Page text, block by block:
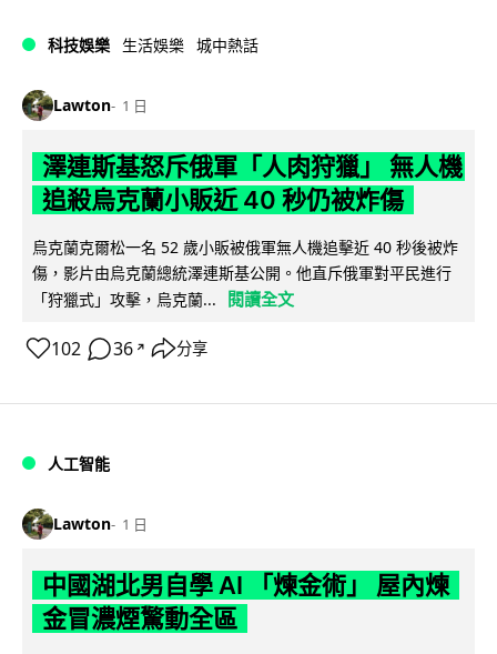
科技娛樂 生活娛樂 城中熱話
Lawton 1 日
澤連斯基怒斥俄軍「人肉狩獵」 無人機
追殺烏克蘭小販近 40 秒仍被炸傷
烏克蘭克爾松一名 52 歲小販被俄軍無人機追擊近 40 秒後被炸
傷，影片由烏克蘭總統澤連斯基公開。他直斥俄軍對平民進行
「狩獵式」攻擊，烏克蘭...
閱讀全文
102 36 ↗ 分享
人工智能
Lawton 1 日
中國湖北男自學 AI 「煉金術」 屋內煉
金冒濃煙驚動全區